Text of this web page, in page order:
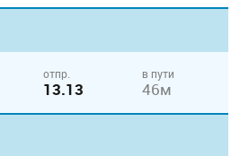
отпр.
13.13
в пути
46м